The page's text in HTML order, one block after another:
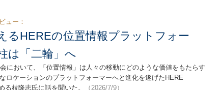
ュー：
るHEREの位置情報プラットフォー
は「二輪」へ
において、「位置情報」は人々の移動にどのような価値をもたらす
ロケーションのプラットフォーマーへと進化を遂げたHERE
る枝隆志氏に話を聞いた。
（2026/7/9）